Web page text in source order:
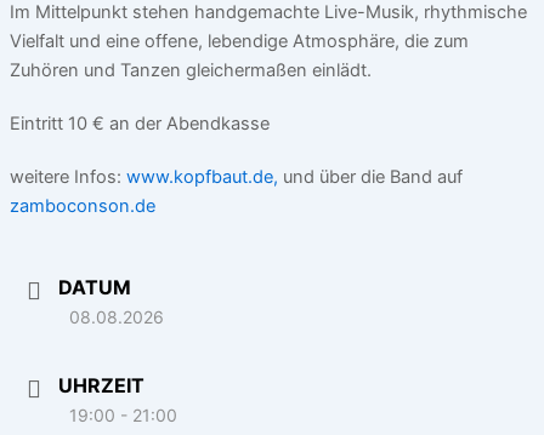
Im Mittelpunkt stehen handgemachte Live-Musik, rhythmische
Vielfalt und eine offene, lebendige Atmosphäre, die zum
Zuhören und Tanzen gleichermaßen einlädt.
Eintritt 10 € an der Abendkasse
weitere Infos: www.kopfbaut.de, und über die Band auf
zamboconson.de
DATUM
08.08.2026
UHRZEIT
19:00 - 21:00